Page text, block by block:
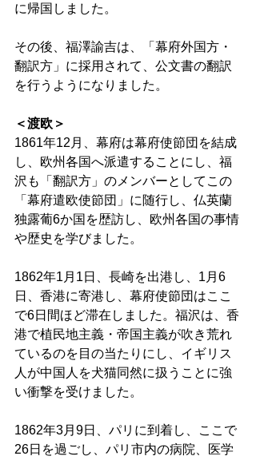
に帰国しました。
その後、福澤諭吉は、「幕府外国方・
翻訳方」に採用されて、公文書の翻訳
を行うようになりました。
＜渡欧＞
1861年12月、幕府は幕府使節団を結成
し、欧州各国へ派遣することにし、福
沢も「翻訳方」のメンバーとしてこの
「幕府遣欧使節団」に随行し、仏英蘭
独露葡6か国を歴訪し、欧州各国の事情
や歴史を学びました。
1862年1月1日、長崎を出港し、1月6
日、香港に寄港し、幕府使節団はここ
で6日間ほど滞在しました。福沢は、香
港で植民地主義・帝国主義が吹き荒れ
ているのを目の当たりにし、イギリス
人が中国人を犬猫同然に扱うことに強
い衝撃を受けました。
1862年3月9日、パリに到着し、ここで
26日を過ごし、パリ市内の病院、医学